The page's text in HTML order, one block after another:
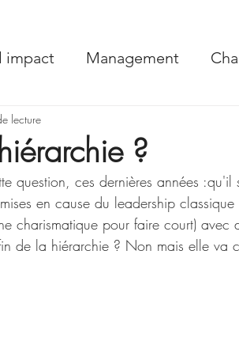
impact Management
de projet
?
lecture
question, ces dernières années
en cause du leadership
charismatique pour faire court) avec
de la hiérarchie ? Non mais elle va